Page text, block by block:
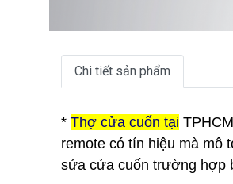
Chi tiết sản phẩm
* Thợ cửa cuốn tại TPHCM
remote có tín hiệu mà mô
sửa cửa cuốn trường hợp